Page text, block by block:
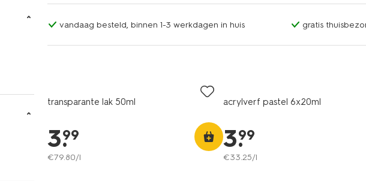
vandaag besteld, binnen 1-3 werkdagen in huis gratis
transparante lak 50ml
3.
99
€79.80/l
acrylverf pastel 6x20ml
3.
99
€33.25/l